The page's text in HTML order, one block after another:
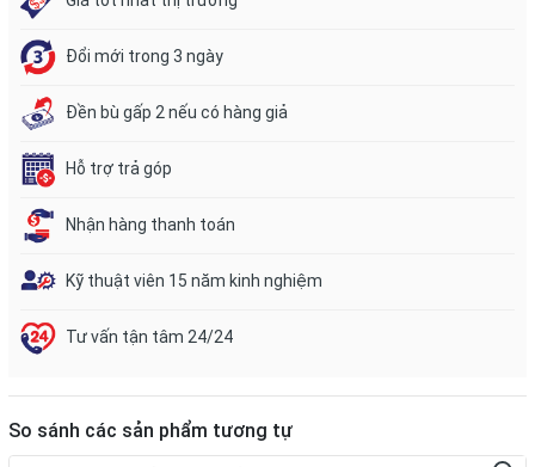
Đổi mới trong 3 ngày
Đền bù gấp 2 nếu có hàng giả
Hỗ trợ trả góp
Nhận hàng thanh toán
Kỹ thuật viên 15 năm kinh nghiệm
Tư vấn tận tâm 24/24
So sánh các sản phẩm tương tự